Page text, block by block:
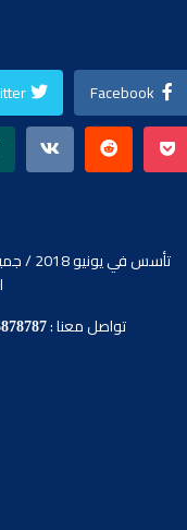
Facebook
تأسس
تواصل معنا :